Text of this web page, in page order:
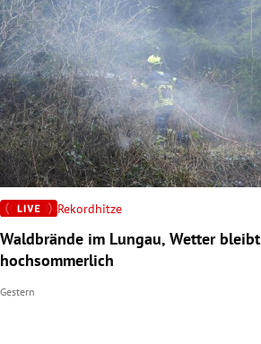
Untermenü
Untermenü
Untermenü
Untermenü
Untermenü
Untermenü
Rekordhitze
Waldbrände im Lungau, Wetter bleibt
hochsommerlich
Gestern